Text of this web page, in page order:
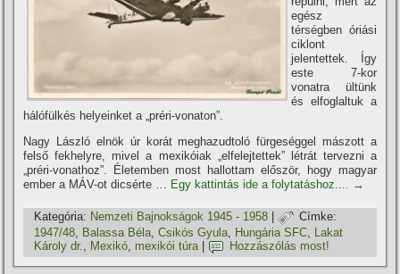
egész
térségben óriási
ciklont
jelentettek. Így
este 7-kor
vonatra ültünk
és elfoglaltuk a
hálófülkés helyeinket a „préri-vonaton”.
Nagy László elnök úr korát meghazudtoló fürgeséggel mászott a
felső fekhelyre, mivel a mexikóiak „elfelejtettek” létrát tervezni a
„préri-vonathoz”. Életemben most hallottam először, hogy magyar
ember a MÁV-ot dicsérte … Egy kattintás ide a folytatáshoz.... →
Kategória: Nemzeti Bajnokságok 1945 - 1958
Címke:
1947/48 Balassa Béla ,Csikós Gyula Hungária SFC Lakat
Károly dr.
Mexikó mexikói túra Hozzászólás most!